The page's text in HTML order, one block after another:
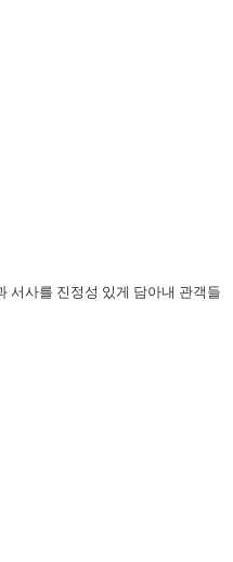
서사를 진정성 있게 담아내 관객들